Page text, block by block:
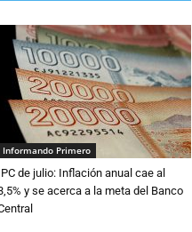
Informando Primero
de julio: Inflación anual cae al
y se acerca a la meta del Banco